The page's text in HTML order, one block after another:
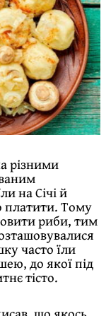
різними
на Січі й
платити. Тому
риби, тим
часто їли
до якої під
тісто.